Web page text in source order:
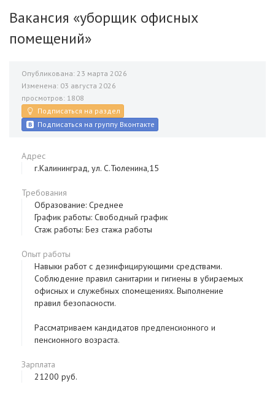
Вакансия «уборщик офисных
помещений»
Опубликована: 23 марта 2026
Изменена: 03 августа 2026
просмотров: 1808
Подписаться на раздел
Подписаться на группу Вконтакте
Адрес
г.Калининград, ул. С.Тюленина,15
Требования
Образование: Среднее
График работы: Свободный график
Стаж работы: Без стажа работы
Опыт работы
Навыки работ с дезинфицирующими средствами.
Соблюдение правил санитарии и гигиены в убираемых
офисных и служебных cпомещениях. Выполнение
правил безопасности.
Рассматриваем кандидатов предпенсионного и
пенсионного возраста.
Зарплата
21200 руб.